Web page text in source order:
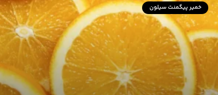
خمیر پیگمنت سیلون